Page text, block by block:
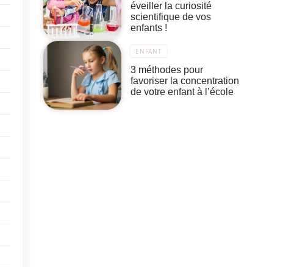
éveiller la curiosité
scientifique de vos
enfants !
ENFANT
3 méthodes pour
favoriser la concentration
de votre enfant à l’école